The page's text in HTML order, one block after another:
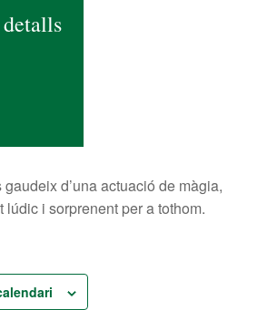
d’una actuació de màgia,
lúdic i sorprenent per a tothom.